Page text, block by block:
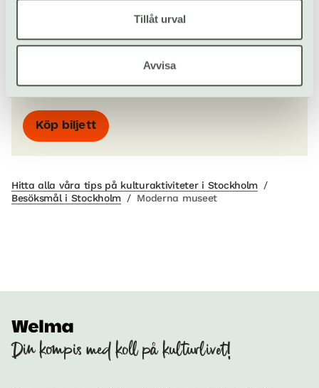
Tillåt urval
Avvisa
Exercisplan 4, Skeppsholmen
publik@modernamuseet.se
08-520 235 00
Köp biljett
Hitta alla våra tips på kulturaktiviteter i Stockholm /
Besöksmål i Stockholm / Moderna museet
Din kompis med koll på kulturlivet!